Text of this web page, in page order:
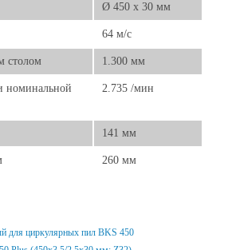
Ø 450 x 30 мм
64 м/с
столом 1.300 мм
номинальной
2.735 /мин
141 мм
260 мм
для циркулярных пил BKS 450